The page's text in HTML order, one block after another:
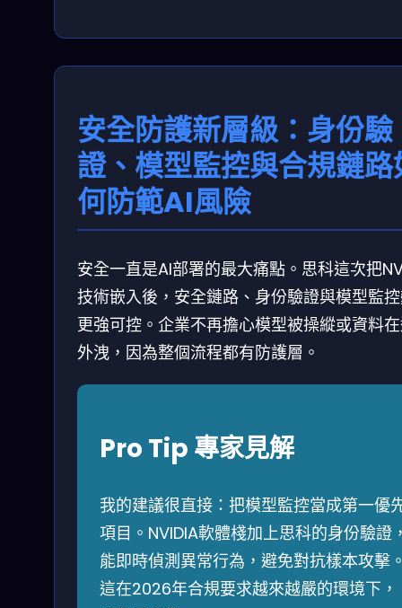
安全防護新層級：身份驗
證、模型監控與合規鏈路
何防範AI風險
安全一直是AI部署的最大痛點。思科這次把
技術嵌入後，安全鏈路、身份驗證與模型監
更強可控。企業不再擔心模型被操縱或資料
外洩，因為整個流程都有防護層。
Pro Tip 專家見解
我的建議很直接：把模型監控當成第一優
項目。NVIDIA軟體棧加上思科的身份驗證
能即時偵測異常行為，避免對抗樣本攻擊
這在2026年合規要求越來越嚴的環境下，